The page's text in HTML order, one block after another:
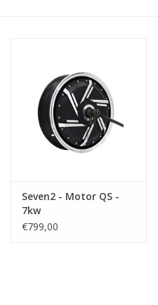
Seven2 - Motor QS -
7kw
€799,00